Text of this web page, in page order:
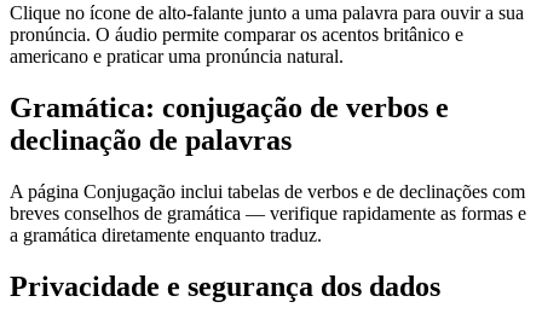
Clique no ícone de alto-falante junto a uma palavra para ouvir a sua
pronúncia. O áudio permite comparar os acentos britânico e
americano e praticar uma pronúncia natural.
Gramática: conjugação de verbos e
declinação de palavras
A página Conjugação inclui tabelas de verbos e de declinações com
breves conselhos de gramática — verifique rapidamente as formas e
a gramática diretamente enquanto traduz.
Privacidade e segurança dos dados